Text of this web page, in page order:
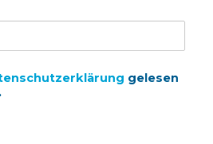
gelesen